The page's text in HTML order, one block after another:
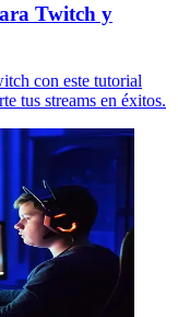
Twitch y
con este tutorial
tus streams en éxitos.